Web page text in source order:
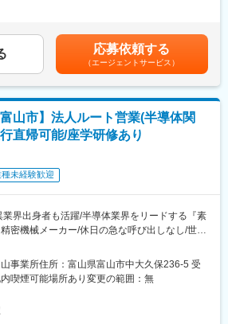
る研修を行います。同社の事業、技術などを
フロー、取扱商品の知識を学びつつ、社会的
る理解を深めていきます。
かな指導を受けながら、段階を踏んで仕事を
経験でも安心して仕事をスタートできる環境
定める業務
がミッションです。
保守管理・・・社内システムのアカウント設定
帳管理、簡単な不具合対応などをお任せしま
たシステム導入検討・・・「この手作業をシ
」など社内の声を拾い、導入計画の立案・推
務・・・勤怠・備品管理、社内行事のサポー
しながら幅広く対応いただきます。
名、女性2名（50代2名、40代1名、20代1
し、社内システムの理解から丁寧にレクチャー
いきなり一人で抱え込む心配はありません◎
かしながら業務範囲を広げ、将来的には総
統括する管理職ポジションを目指せます◎
を通じて上下する可能性があります。月給(月額)
表記です。
応募依頼する
（エージェントサービス）
山市】法人ルート営業(半導体関
直帰可能/座学研修あり
種未経験歓迎
業界出身者も活躍/半導体業界をリードする『素
密機械メーカー/休日の急な呼び出しなし/世界
中心に関連装置の開発・設計、カーボンやセラ
売を行っている 同社にて、営業職に従事いた
事業所住所：富山県富山市中大久保236-5 受
喫煙可能場所あり変更の範囲：無